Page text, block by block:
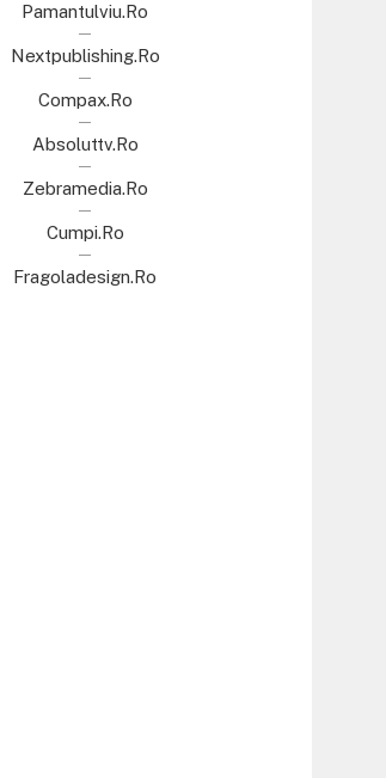
Pamantulviu.ro
Nextpublishing.ro
Compax.ro
Absoluttv.ro
Zebramedia.ro
Cumpi.ro
Fragoladesign.ro